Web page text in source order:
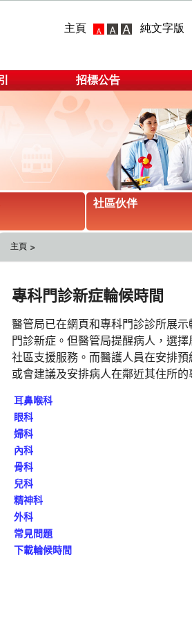
主頁 純文字版
招標公告
社區伙伴
主頁